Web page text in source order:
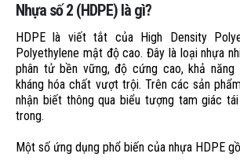
Nhựa số 2 (HDPE) là gì?
HDPE là viết tắt của High Density
Polyethylene mật độ cao. Đây là loại nhựa
phân tử bền vững, độ cứng cao, khả
kháng hóa chất vượt trội. Trên các sản
nhận biết thông qua biểu tượng tam giác
trong.
Một số ứng dụng phổ biến của nhựa HDPE